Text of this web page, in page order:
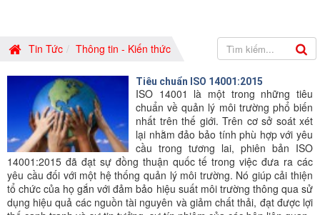
Tin Tức Thông tin - Kiến thức
Tiêu chuẩn ISO 14001:2015
ISO 14001 là một trong những tiêu
chuẩn về quản lý môi trường phổ biến
nhất trên thế giới. Trên cơ sở soát xét
lại nhằm đảo bảo tính phù hợp với yêu
cầu trong tương lai, phiên bản ISO
14001:2015 đã đạt sự đồng thuận quốc tế trong việc đưa ra các
yêu cầu đối với một hệ thống quản lý môi trường. Nó giúp cải thiện
tổ chức của họ gắn với đảm bảo hiệu suất môi trường thông qua sử
dụng hiệu quả các nguồn tài nguyên và giảm chất thải, đạt được lợi